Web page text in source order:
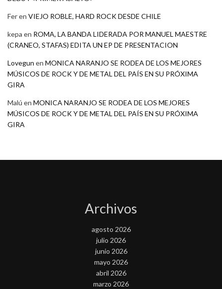
Feren VIEJO ROBLE, HARD ROCK DESDE CHILE
kepa en ROMA, LA BANDA LIDERADA POR MANUEL MAESTRE
(CRANEO, STAFAS) EDITA UN EP DE PRESENTACION
Lovegun en MONICA NARANJO SE RODEA DE LOS MEJORES
MÚSICOS DE ROCK Y DE METAL DEL PAÍS EN SU PRÓXIMA
GIRA
Malú en MONICA NARANJO SE RODEA DE LOS MEJORES
MÚSICOS DE ROCK Y DE METAL DEL PAÍS EN SU PRÓXIMA
GIRA
Archivos
agosto 2026
julio 2026
junio 2026
mayo 2026
abril 2026
marzo 2026